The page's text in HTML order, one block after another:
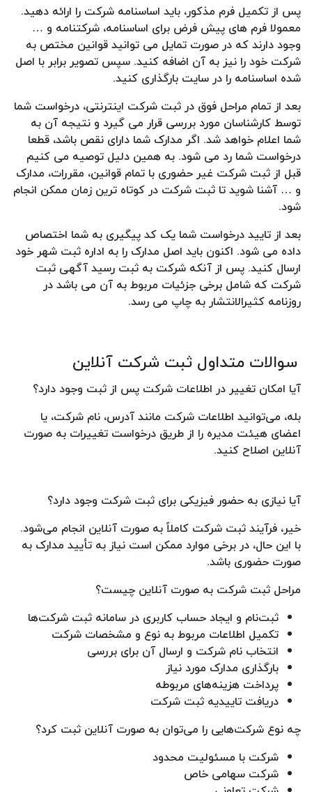
پس از تکمیل فرم مذکور، باید اساسنامه شرکت را ارائه دهید.
معمولا فرم های پیش فرض برای اساسنامه، شرکتنامه و …
وجود دارند که در صورت تمایل می توانید قوانین مختص به
شرکت خود را نیز به آن اضافه کنید. سپس تصویر برابر با اصل
شده اساسنامه را در سایت بارگذاری کنید.
بعد از تمام مراحل فوق در ثبت شرکت اینترنتی، درخواست شما
توسط کارشناسان مورد بررسی قرار می گیرد و نتیجه آن به
شما اعلام خواهد شد. اگر مدارک شما دارای نقص باشد، قطعا
درخواست شما رد می شود. به همین دلیل توصیه می کنیم
قبل از ثبت شرکت غیر حضوری با تمام قوانین، مقررات، مدارک
و … آشنا شوید تا ثبت شرکت در کوتاه ترین زمان ممکن انجام
شود.
بعد از تایید درخواست شما یک کد پیگیری به شما اختصاص
داده می شود. اکنون باید اصل مدارک را به اداره ثبت شهر خود
ارسال کنید. پس از آنکه شرکت به ثبت رسید آگهی ثبت
شرکت که شامل برخی جزئیات مربوط به آن می باشد در
روزنامه کثیرالانتشار به چاپ می رسد.
سوالات متداول ثبت شرکت آنلاین
آیا امکان تغییر در اطلاعات شرکت پس از ثبت وجود دارد؟
بله، می‌توانید اطلاعات شرکت مانند آدرس، نام شرکت، یا
اعضای هیئت مدیره را از طریق درخواست تغییرات به صورت
آنلاین اصلاح کنید.
آیا نیازی به حضور فیزیکی برای ثبت شرکت وجود دارد؟
خیر، فرآیند ثبت شرکت کاملاً به صورت آنلاین انجام می‌شود.
با این حال، در برخی موارد ممکن است نیاز به تأیید مدارک به
صورت حضوری باشد.
مراحل ثبت شرکت به صورت آنلاین چیست؟
ثبت‌نام و ایجاد حساب کاربری در سامانه ثبت شرکت‌ها
تکمیل اطلاعات مربوط به نوع و مشخصات شرکت
انتخاب نام شرکت و ارسال آن برای بررسی
بارگذاری مدارک مورد نیاز
پرداخت هزینه‌های مربوطه
دریافت تاییدیه ثبت شرکت
چه نوع شرکت‌هایی را می‌توان به صورت آنلاین ثبت کرد؟
شرکت با مسئولیت محدود
شرکت سهامی خاص